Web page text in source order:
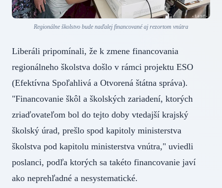
Regionálne školstvo bude naďalej financované aj rezortom vnútra
Liberáli pripomínali, že k zmene financovania
regionálneho školstva došlo v rámci projektu ESO
(Efektívna Spoľahlivá a Otvorená štátna správa).
"Financovanie škôl a školských zariadení, ktorých
zriaďovateľom bol do tejto doby vtedajší krajský
školský úrad, prešlo spod kapitoly ministerstva
školstva pod kapitolu ministerstva vnútra," uviedli
poslanci, podľa ktorých sa takéto financovanie javí
ako neprehľadné a nesystematické.